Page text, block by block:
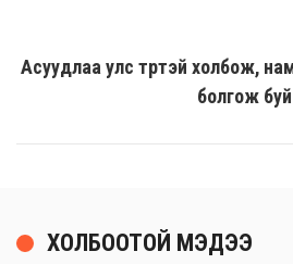
Асуудлаа улс төртэй холбож,
болгож буй
ХОЛБООТОЙ МЭДЭЭ